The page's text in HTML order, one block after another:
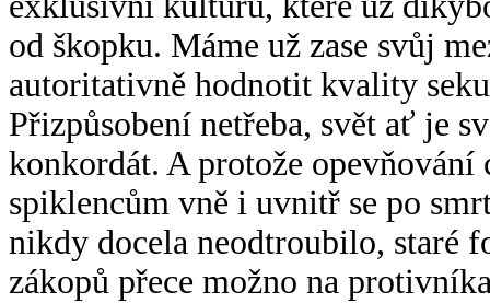
od škopku. Máme už zase svůj
autoritativně hodnotit kvality
Přizpůsobení netřeba, svět ať je
konkordát. A protože
spiklencům vně i uvnitř se po
nikdy docela neodtroubilo, staré
zákopů přece možno na